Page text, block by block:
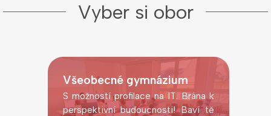
Vyber si obor
Všeobecné gymnázium
S možností profilace na IT. Brána k
perspektivní budoucnosti! Baví tě